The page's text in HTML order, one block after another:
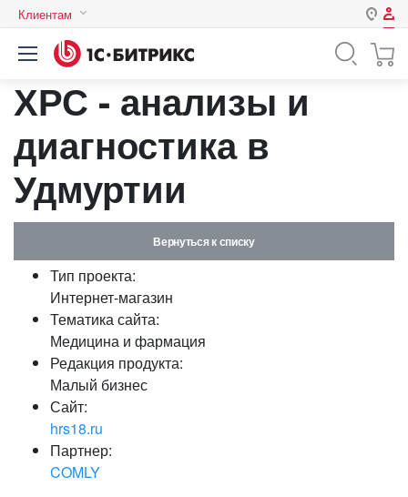
Клиентам
Казахстан
Авторизация
Логин
Пароль
Запомнить меня на этом
Забыли свой пароль?
или войдите с помощью
ХРС - анализы и
диагностика в
Удмуртии
Вернуться к списку
Тип проекта:
Интернет-магазин
Тематика сайта:
Медицина и фармация
Редакция продукта:
Малый бизнес
Сайт:
hrs18.ru
Партнер:
COMLY